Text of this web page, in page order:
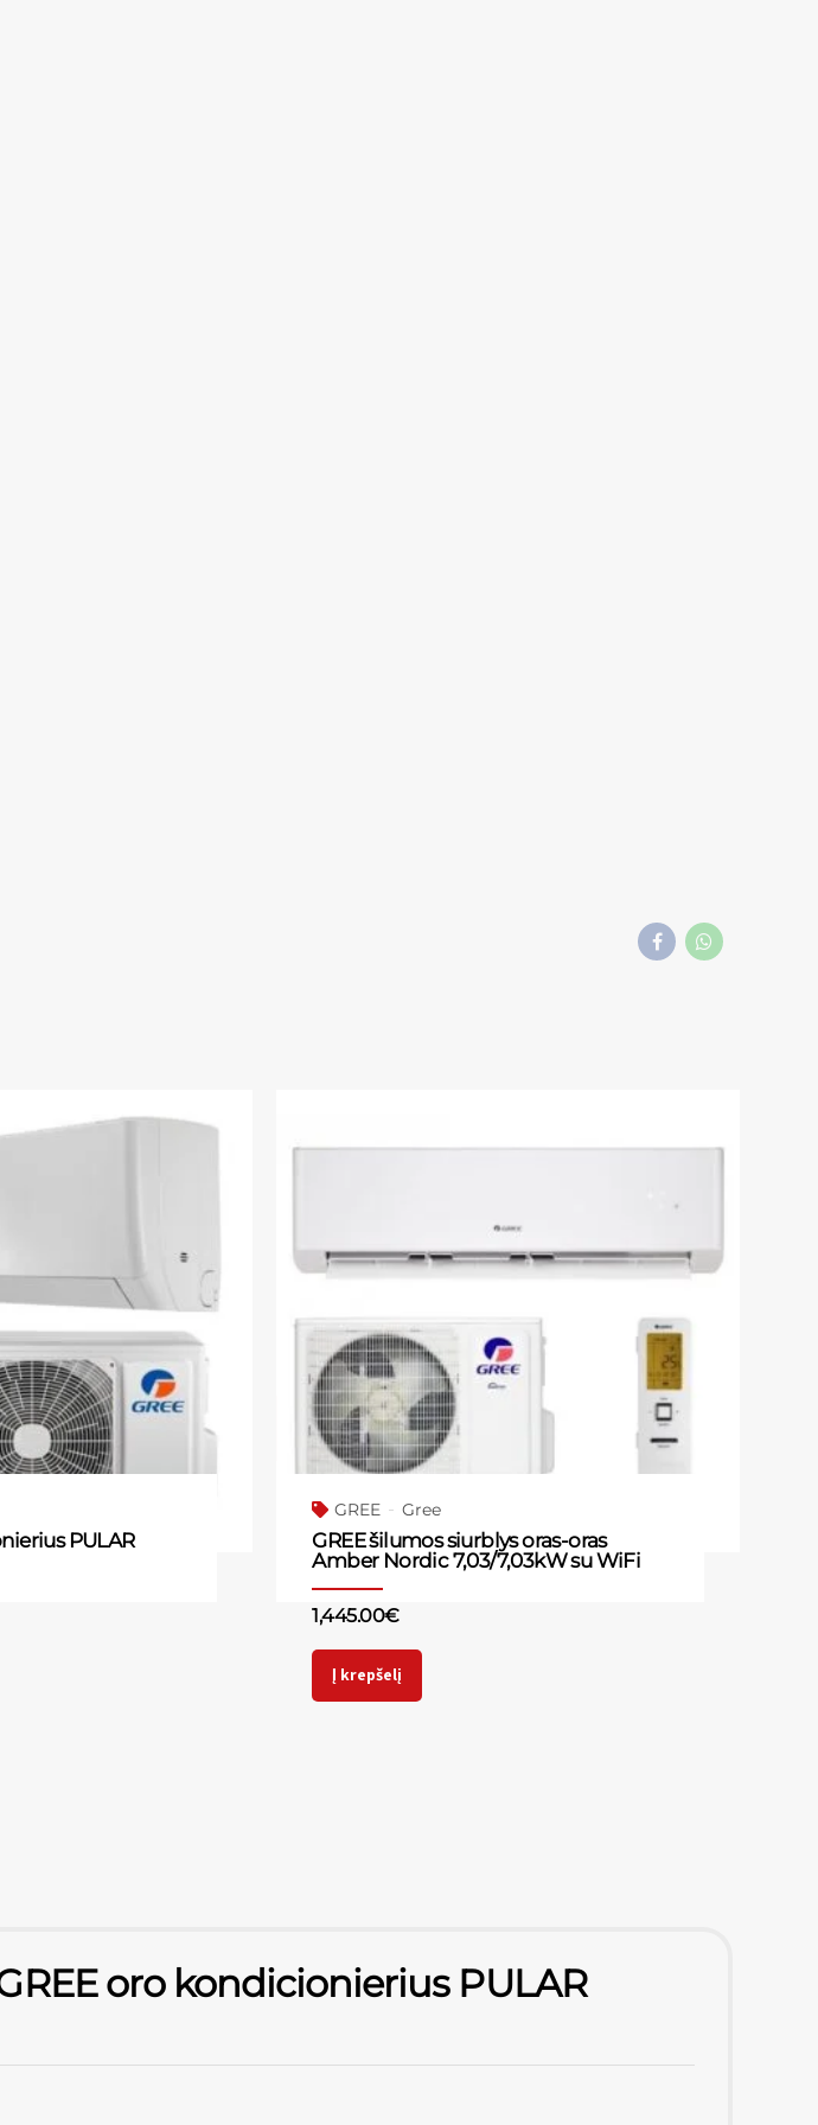
PULAR
GREE Gree
GREE šilumos siurblys oras-oras
Amber Nordic 7,03/7,03kW su WiFi
1,445.00€
Į krepšelį
oro kondicionierius PULAR